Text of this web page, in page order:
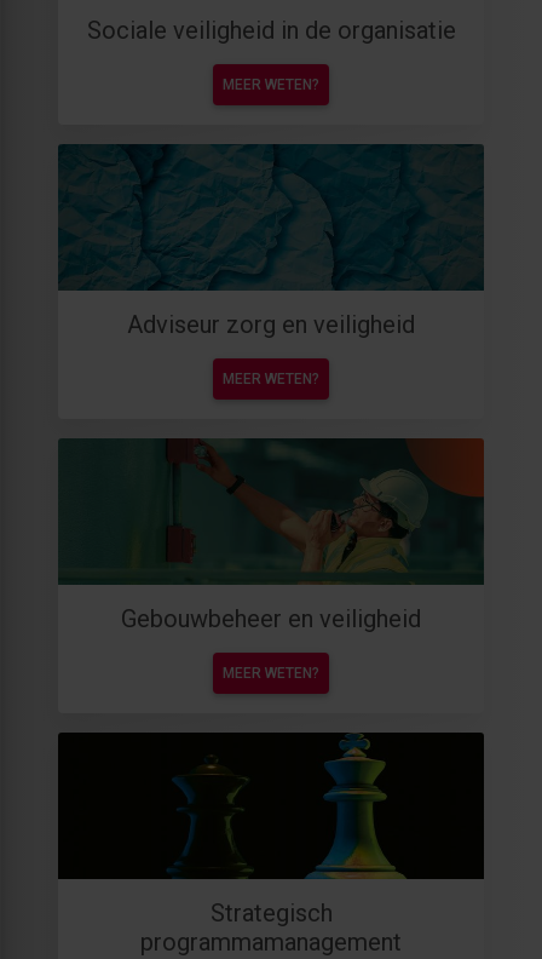
Sociale veiligheid in de organisatie
MEER WETEN?
Adviseur zorg en veiligheid
MEER WETEN?
Gebouwbeheer en veiligheid
MEER WETEN?
Strategisch
programmamanagement